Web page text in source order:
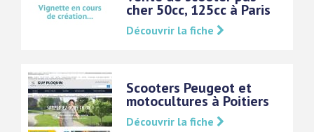
cher 50cc, 125cc à Paris
Découvrir la fiche
Scooters Peugeot et
motocultures à Poitiers
Découvrir la fiche